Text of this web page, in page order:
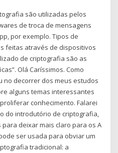
são utilizadas pelos
de troca de mensagens
por exemplo. Tipos de
feitas através de dispositivos
de criptografia são as
Olá Caríssimos. Como
no decorrer dos meus estudos
alguns temas interessantes
conhecimento. Falarei
do introdutório de criptografia,
deixar mais claro para os A
ser usada para obviar um
tradicional: a